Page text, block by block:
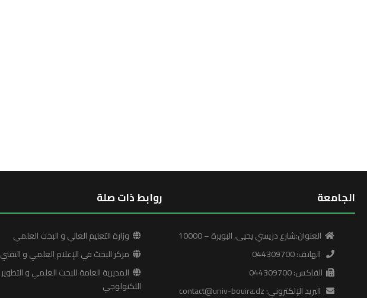
الجامعة
العنوان:شارع دريسي يحيى، البويرة – 10000
الهاتف: 044309700
الفاكس: 044309700
البريد الإلكتروني: contact@univ-bouira.dz
روابط ذات صلة
وزارة التعليم العالي و البحث العلمي
مركز البحث في الإعلام العلمي و التقني
المديرية العامة للبحث العلمي و التطوير
التكنولوجي